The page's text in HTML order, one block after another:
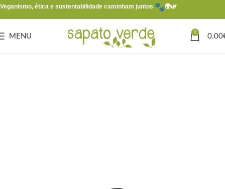
Veganismo, ética e sustentabilidade caminham juntos 🌍🌿
MENU
0
0.00